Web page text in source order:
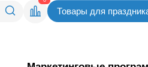
Товары для
Товар временно не